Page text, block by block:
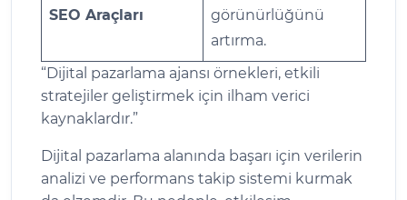
SEO Araçları
görünürlüğünü
artırma.
“Dijital pazarlama ajansı örnekleri, etkili
stratejiler geliştirmek için ilham verici
kaynaklardır.”
Dijital pazarlama alanında başarı için verilerin
analizi ve performans takip sistemi kurmak